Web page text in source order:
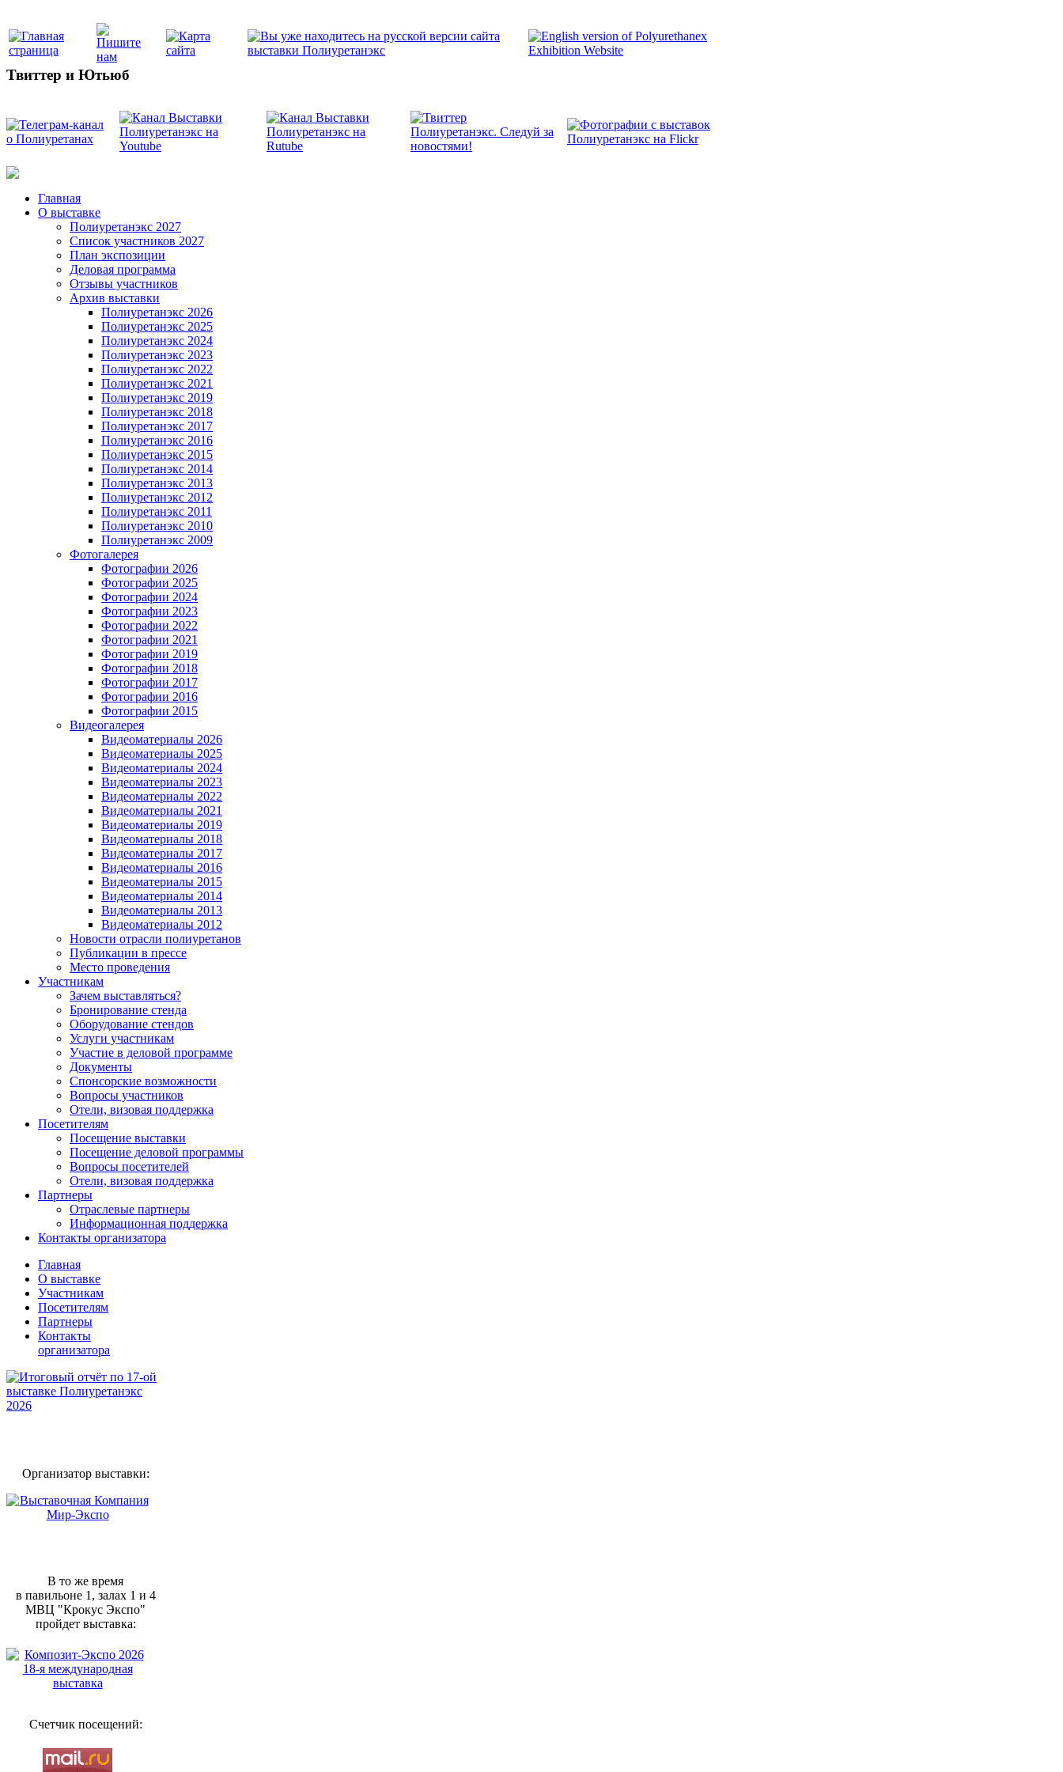
Твиттер и Ютьюб
Главная
О выставке
Полиуретанэкс 2027
Список участников 2027
План экспозиции
Деловая программа
Отзывы участников
Архив выставки
Полиуретанэкс 2026
Полиуретанэкс 2025
Полиуретанэкс 2024
Полиуретанэкс 2023
Полиуретанэкс 2022
Полиуретанэкс 2021
Полиуретанэкс 2019
Полиуретанэкс 2018
Полиуретанэкс 2017
Полиуретанэкс 2016
Полиуретанэкс 2015
Полиуретанэкс 2014
Полиуретанэкс 2013
Полиуретанэкс 2012
Полиуретанэкс 2011
Полиуретанэкс 2010
Полиуретанэкс 2009
Фотогалерея
Фотографии 2026
Фотографии 2025
Фотографии 2024
Фотографии 2023
Фотографии 2022
Фотографии 2021
Фотографии 2019
Фотографии 2018
Фотографии 2017
Фотографии 2016
Фотографии 2015
Видеогалерея
Видеоматериалы 2026
Видеоматериалы 2025
Видеоматериалы 2024
Видеоматериалы 2023
Видеоматериалы 2022
Видеоматериалы 2021
Видеоматериалы 2019
Видеоматериалы 2018
Видеоматериалы 2017
Видеоматериалы 2016
Видеоматериалы 2015
Видеоматериалы 2014
Видеоматериалы 2013
Видеоматериалы 2012
Новости отрасли полиуретанов
Публикации в прессе
Место проведения
Участникам
Зачем выставляться?
Бронирование стенда
Оборудование стендов
Услуги участникам
Участие в деловой программе
Документы
Спонсорские возможности
Вопросы участников
Отели, визовая поддержка
Посетителям
Посещение выставки
Посещение деловой программы
Вопросы посетителей
Отели, визовая поддержка
Партнеры
Отраслевые партнеры
Информационная поддержка
Контакты организатора
Главная
О выставке
Участникам
Посетителям
Партнеры
Контакты
организатора
Организатор выставки:
В то же время
в павильоне 1, залах 1 и 4
МВЦ "Крокус Экспо"
пройдет выставка:
Счетчик посещений: